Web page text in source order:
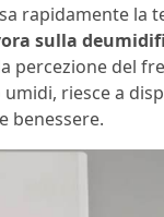
rapidamente la
sulla
percezione del
riesce a
benessere.